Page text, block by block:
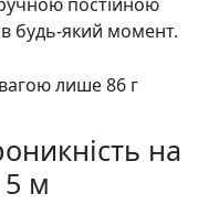
будь-який момент.
на
5 м